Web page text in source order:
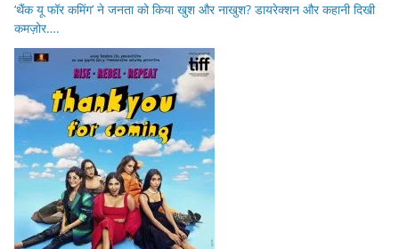
‘थैंक यू फॉर कमिंग’ ने जनता को किया खुश और नाखुश? डायरेक्शन और कहानी दिखी
कमज़ोर….